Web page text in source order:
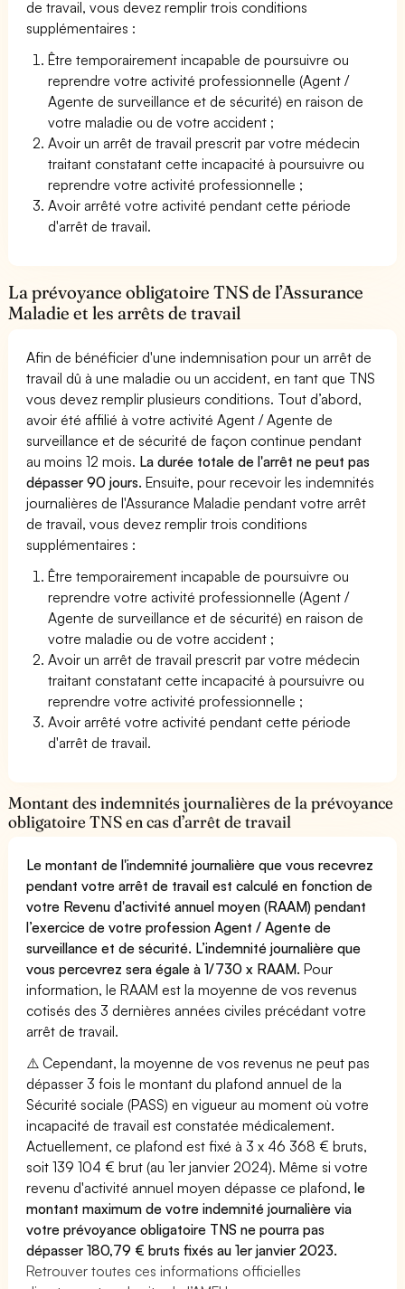
de travail, vous devez remplir trois conditions
supplémentaires :
Être temporairement incapable de poursuivre ou
reprendre votre activité professionnelle (Agent /
Agente de surveillance et de sécurité) en raison de
votre maladie ou de votre accident ;
Avoir un arrêt de travail prescrit par votre médecin
traitant constatant cette incapacité à poursuivre ou
reprendre votre activité professionnelle ;
Avoir arrêté votre activité pendant cette période
d'arrêt de travail.
La prévoyance obligatoire TNS de l’Assurance
Maladie et les arrêts de travail
Afin de bénéficier d'une indemnisation pour un arrêt de
travail dû à une maladie ou un accident, en tant que TNS
vous devez remplir plusieurs conditions. Tout d’abord,
avoir été affilié à votre activité Agent / Agente de
surveillance et de sécurité de façon continue pendant
au moins 12 mois. La durée totale de l'arrêt ne peut pas
dépasser 90 jours. Ensuite, pour recevoir les indemnités
journalières de l'Assurance Maladie pendant votre arrêt
de travail, vous devez remplir trois conditions
supplémentaires :
Être temporairement incapable de poursuivre ou
reprendre votre activité professionnelle (Agent /
Agente de surveillance et de sécurité) en raison de
votre maladie ou de votre accident ;
Avoir un arrêt de travail prescrit par votre médecin
traitant constatant cette incapacité à poursuivre ou
reprendre votre activité professionnelle ;
Avoir arrêté votre activité pendant cette période
d'arrêt de travail.
Montant des indemnités journalières de la prévoyance
obligatoire TNS en cas d’arrêt de travail
Le montant de l'indemnité journalière que vous recevrez
pendant votre arrêt de travail est calculé en fonction de
votre Revenu d'activité annuel moyen (RAAM) pendant
l’exercice de votre profession Agent / Agente de
surveillance et de sécurité. L’indemnité journalière que
vous percevrez sera égale à 1/730 x RAAM. Pour
information, le RAAM est la moyenne de vos revenus
cotisés des 3 dernières années civiles précédant votre
arrêt de travail.
⚠️ Cependant, la moyenne de vos revenus ne peut pas
dépasser 3 fois le montant du plafond annuel de la
Sécurité sociale (PASS) en vigueur au moment où votre
incapacité de travail est constatée médicalement.
Actuellement, ce plafond est fixé à 3 x 46 368 € bruts,
soit 139 104 € brut (au 1er janvier 2024). Même si votre
revenu d'activité annuel moyen dépasse ce plafond,le
montant maximum de votre indemnité journalière via
votre prévoyance obligatoire TNS ne pourra pas
dépasser 180,79 € bruts fixés au 1er janvier 2023.
Retrouver toutes ces informations officielles